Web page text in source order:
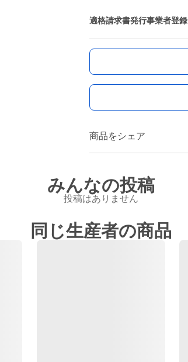
適格請求書発行事業者登録
商品をシェア
みんなの投稿
投稿はありません
同じ生産者の商品